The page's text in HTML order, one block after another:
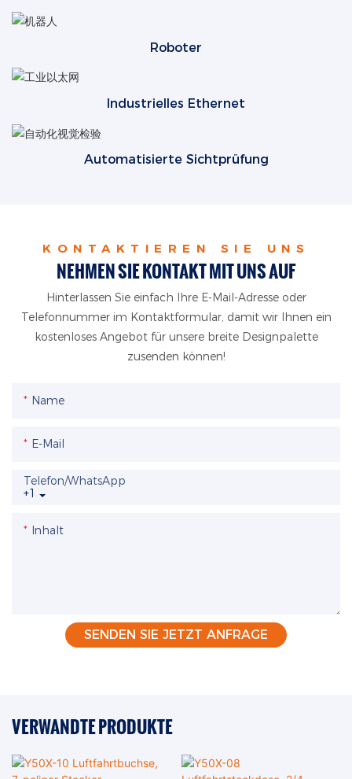
Roboter
Industrielles Ethernet
Automatisierte Sichtprüfung
KONTAKTIEREN SIE UNS
NEHMEN SIE KONTAKT MIT UNS AUF
Hinterlassen Sie einfach Ihre E-Mail-Adresse oder
Telefonnummer im Kontaktformular, damit wir Ihnen ein
kostenloses Angebot für unsere breite Designpalette
zusenden können!
Name
E-Mail
+1
Telefon/WhatsApp
Inhalt
SENDEN SIE JETZT ANFRAGE
VERWANDTE PRODUKTE